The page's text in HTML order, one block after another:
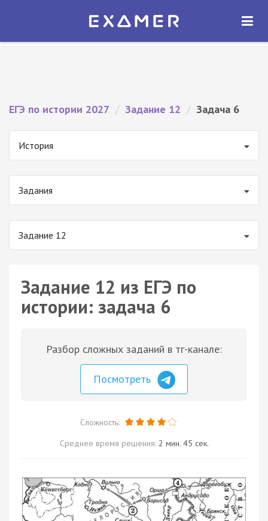
Экзамер — ЕГЭ 2027
ОТКРЫТЬ
ЕГЭ по истории 2027 / Задание 12 / Задача 6
История
Задания
Задание 12
Задание 12 из ЕГЭ по
истории: задача 6
Разбор сложных заданий в тг-канале:
Посмотреть
Сложность:
Среднее время решения: 2 мин. 45 сек.